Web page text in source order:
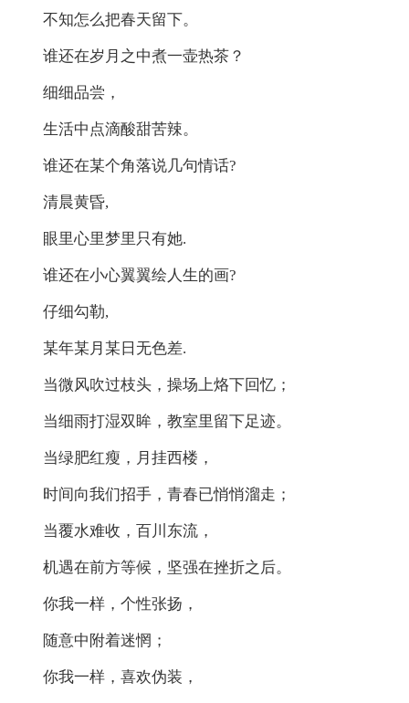
不知怎么把春天留下。
谁还在岁月之中煮一壶热茶？
细细品尝，
生活中点滴酸甜苦辣。
谁还在某个角落说几句情话?
清晨黄昏,
眼里心里梦里只有她.
谁还在小心翼翼绘人生的画?
仔细勾勒,
某年某月某日无色差.
当微风吹过枝头，操场上烙下回忆；
当细雨打湿双眸，教室里留下足迹。
当绿肥红瘦，月挂西楼，
时间向我们招手，青春已悄悄溜走；
当覆水难收，百川东流，
机遇在前方等候，坚强在挫折之后。
你我一样，个性张扬，
随意中附着迷惘；
你我一样，喜欢伪装，